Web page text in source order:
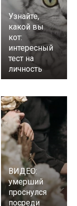
Узнайте,
какой вы
кот:
интересный
тест на
личность
ВИДЕО:
умерший
проснулся
посреди